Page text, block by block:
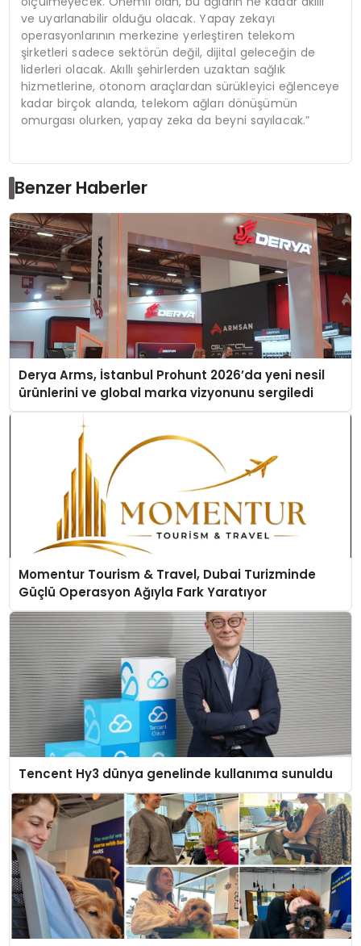
ve uyarlanabilir olduğu olacak. Yapay zekayı
operasyonlarının merkezine yerleştiren telekom
şirketleri sadece sektörün değil, dijital geleceğin de
liderleri olacak. Akıllı şehirlerden uzaktan sağlık
hizmetlerine, otonom araçlardan sürükleyici eğlenceye
kadar birçok alanda, telekom ağları dönüşümün
omurgası olurken, yapay zeka da beyni sayılacak.”
Benzer Haberler
Derya Arms, İstanbul Prohunt 2026’da yeni nesil
ürünlerini ve global marka vizyonunu sergiledi
Momentur Tourism & Travel, Dubai Turizminde
Güçlü Operasyon Ağıyla Fark Yaratıyor
Tencent Hy3 dünya genelinde kullanıma sunuldu